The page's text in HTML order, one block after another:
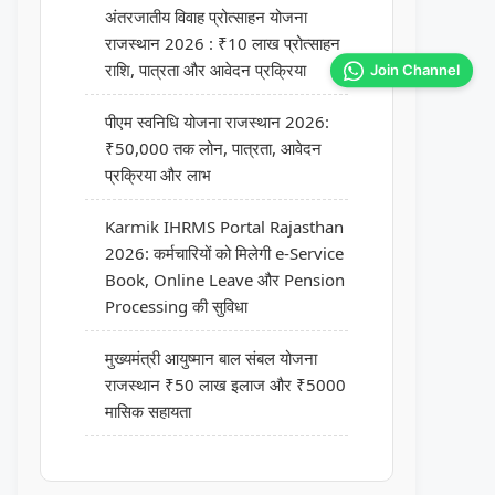
अंतरजातीय विवाह प्रोत्साहन योजना
राजस्थान 2026 : ₹10 लाख प्रोत्साहन
राशि, पात्रता और आवेदन प्रक्रिया
पीएम स्वनिधि योजना राजस्थान 2026:
₹50,000 तक लोन, पात्रता, आवेदन
प्रक्रिया और लाभ
Karmik IHRMS Portal Rajasthan
2026: कर्मचारियों को मिलेगी e-Service
Book, Online Leave और Pension
Processing की सुविधा
मुख्यमंत्री आयुष्मान बाल संबल योजना
राजस्थान ₹50 लाख इलाज और ₹5000
मासिक सहायता
Join Channel